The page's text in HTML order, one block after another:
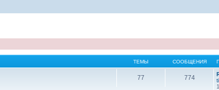
ТЕМЫ СООБЩЕНИЯ
77 774